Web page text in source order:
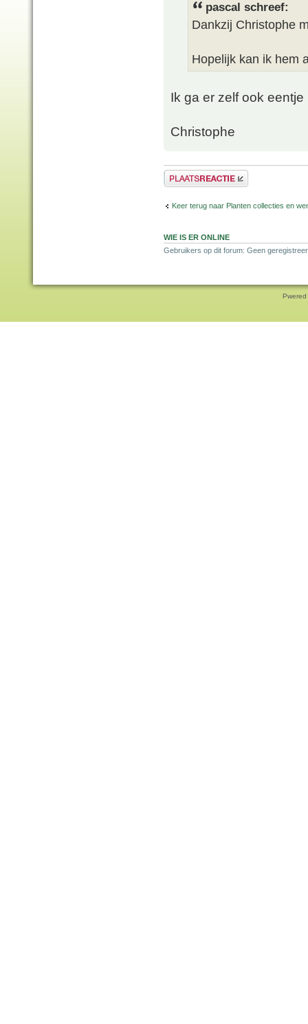
pascal schreef:
Dankzij Christophe
Hopelijk kan ik hem
Ik ga er zelf ook
Christophe
Plaats een reactie
Keer terug naar Planten collecties en
WIE IS ER ONLINE
Gebruikers op dit forum: Geen